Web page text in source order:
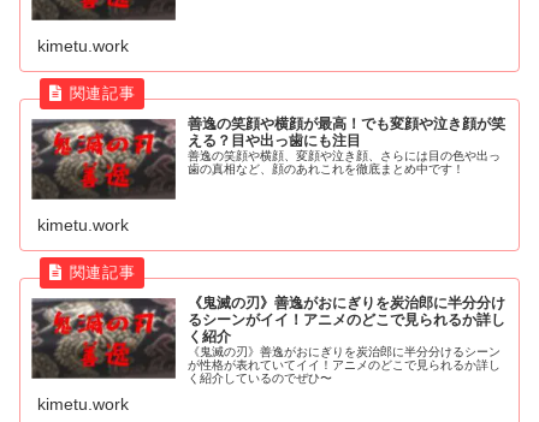
kimetu.work
善逸の笑顔や横顔が最高！でも変顔や泣き顔が笑
える？目や出っ歯にも注目
善逸の笑顔や横顔、変顔や泣き顔、さらには目の色や出っ
歯の真相など、顔のあれこれを徹底まとめ中です！
kimetu.work
《鬼滅の刃》善逸がおにぎりを炭治郎に半分分け
るシーンがイイ！アニメのどこで見られるか詳し
く紹介
《鬼滅の刃》善逸がおにぎりを炭治郎に半分分けるシーン
が性格が表れていてイイ！アニメのどこで見られるか詳し
く紹介しているのでぜひ〜
kimetu.work